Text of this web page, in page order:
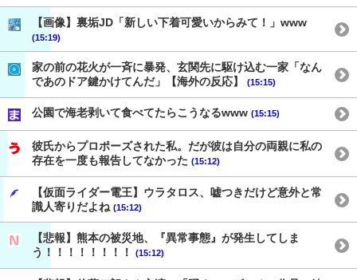
【画像】裏垢JD「新しい下着可愛いからみて！」www
(15:19)
家の前の花火が一斉に暴発、玄関先に駆け込む一家「なん
であのドア鍵かけてんだ」【海外の反応】
(15:15)
公園で海老剥いて食べてたらこうなるwww (15:15)
彼氏からプロポーズされた私。だが彼は自分の両親に私の
存在を一度も報告してなかった (15:12)
【仮面ライダー電王】ウラタロス、嘘つきだけど意外と常
識人寄りだよね (15:12)
【悲報】熊本の被災地、『異常事態』が発生してしま
う！！！！！！！！
(15:12)